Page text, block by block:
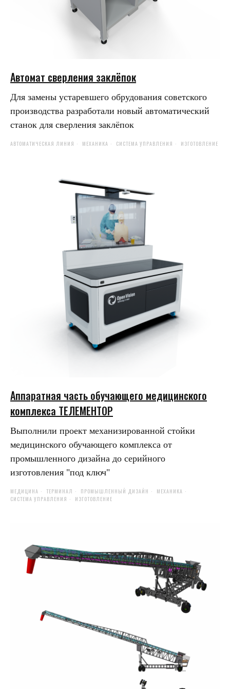
Автомат сверления заклёпок
Для замены устаревшего обрудования советского
производства разработали новый автоматический
станок для сверления заклёпок
АВТОМАТИЧЕСКАЯ ЛИНИЯ МЕХАНИКА СИСТЕМА УПРАВЛЕНИЯ ИЗГОТОВЛЕНИЕ
Аппаратная часть обучающего медицинского
комплекса ТЕЛЕМЕНТОР
Выполнили проект механизированной стойки
медицинского обучающего комплекса от
промышленного дизайна до серийного
изготовления "под ключ"
МЕДИЦИНА ТЕРМИНАЛ ПРОМЫШЛЕННЫЙ ДИЗАЙН
МЕХАНИКА
СИСТЕМА УПРАВЛЕНИЯ
ИЗГОТОВЛЕНИЕ